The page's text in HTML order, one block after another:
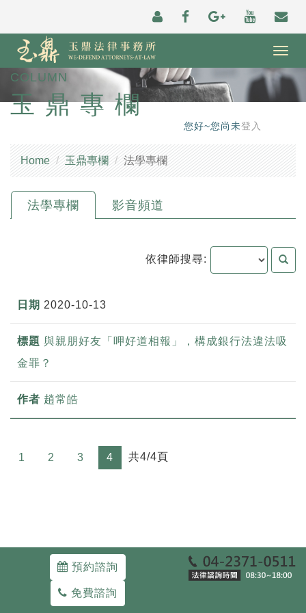
COLUMN
玉鼎專欄
您好~您尚未登入
Home 玉鼎專欄 法學專欄
法學專欄 影音頻道
依律師搜尋:
2020-10-13
與親朋好友「呷好道相報」，構成銀行法違法吸
金罪？
趙常皓
1 2 3 4 共4/4頁
預約諮詢
免費諮詢
Copyright ©WE-DEFEND ATTORNEYS-AT-LAW.
40343 台中市西區三民路一段93號